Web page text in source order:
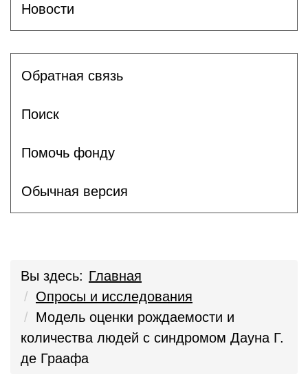
Новости
Обратная связь
Поиск
Помочь фонду
Обычная версия
Вы здесь: Главная
Опросы и исследования
Модель оценки рождаемости и
количества людей с синдромом Дауна Г.
де Граафа